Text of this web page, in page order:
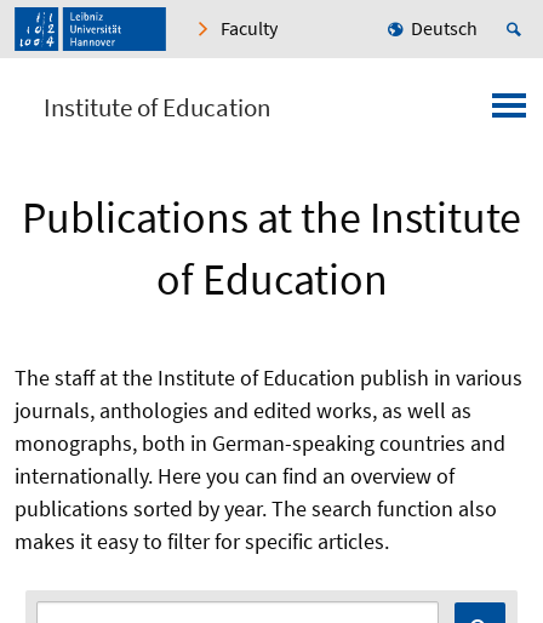
Faculty Deutsch
Institute of Education
Publications at the Institute
of Education
The staff at the Institute of Education publish in various
journals, anthologies and edited works, as well as
monographs, both in German-speaking countries and
internationally. Here you can find an overview of
publications sorted by year. The search function also
makes it easy to filter for specific articles.